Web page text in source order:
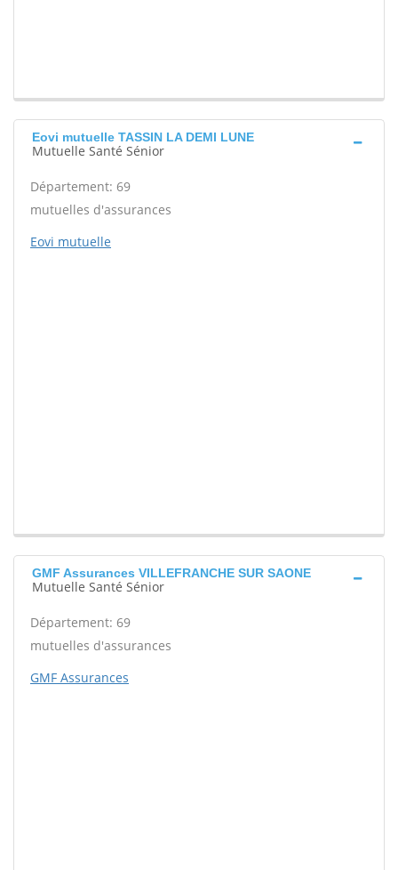
Eovi mutuelle TASSIN LA DEMI LUNE
Mutuelle Santé Sénior
Département: 69
mutuelles d'assurances
Eovi mutuelle
GMF Assurances VILLEFRANCHE SUR SAONE
Mutuelle Santé Sénior
Département: 69
mutuelles d'assurances
GMF Assurances